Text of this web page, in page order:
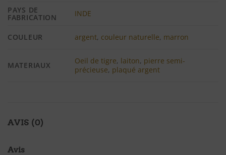
PAYS DE
FABRICATION INDE
COULEUR argent, couleur naturelle, marron
MATERIAUX Oeil de tigre, laiton, pierre semi-
précieuse, plaqué argent
AVIS (0)
Avis